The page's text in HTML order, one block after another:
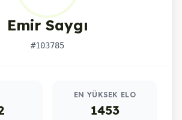
Emir Saygı
#103785
EN YÜKSEK ELO
1453